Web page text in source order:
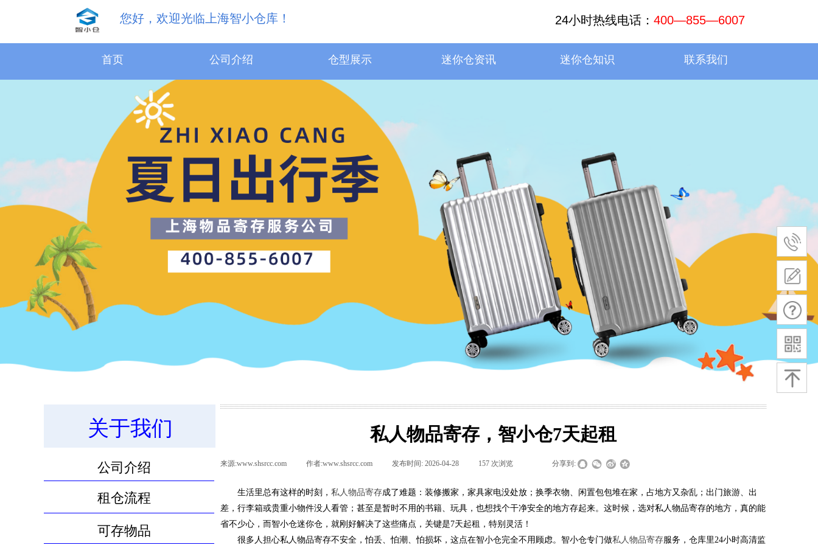
您好，欢迎光临上海智小仓库！ 24小时热线电话： 400—855—6007
首页 公司介绍 仓型展示 迷你仓资讯 迷你仓知识 联系我们
关于我们 私人物品寄存，智小仓7天起租
来源:www.shsrcc.com 作者:www.shsrcc.com 发布时间: 2026-04-28 157 次浏览 分享到:
生活里总有这样的时刻， 私人物品寄存成了难题：装修搬家，家具家电没处放；换季衣物、闲置包包堆在家，占地方又杂乱；出门旅游、出
差，行李箱或贵重小物件没人看管；甚至是暂时不用的书籍、玩具，也想找个干净安全的地方存起来。这时候，选对私人物品寄存的地方，真的能
省不少心，而智小仓迷你仓，就刚好解决了这些痛点，关键是7天起租，特别灵活！
很多人担心私人物品寄存不安全，怕丢、怕潮、怕损坏，这点在智小仓完全不用顾虑。智小仓专门做私人物品寄存服务，仓库里24小时高清监
公司介绍
租仓流程
可存物品
31.5m³物品寄存服务
18.1m³物品寄存服务